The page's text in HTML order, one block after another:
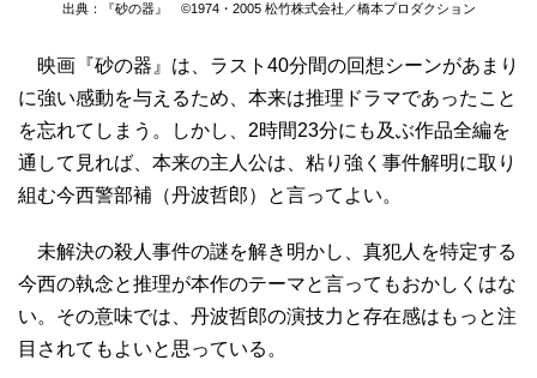
出典：『砂の器』 ©1974・2005 松竹株式会社／橋本プロダクション
映画『砂の器』は、ラスト40分間の回想シーンがあまり
に強い感動を与えるため、本来は推理ドラマであったこと
を忘れてしまう。しかし、2時間23分にも及ぶ作品全編を
通して見れば、本来の主人公は、粘り強く事件解明に取り
組む今西警部補（丹波哲郎）と言ってよい。
未解決の殺人事件の謎を解き明かし、真犯人を特定する
今西の執念と推理が本作のテーマと言ってもおかしくはな
い。その意味では、丹波哲郎の演技力と存在感はもっと注
目されてもよいと思っている。